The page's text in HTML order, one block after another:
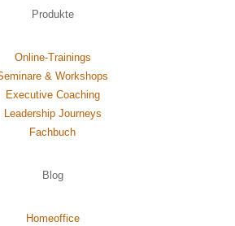
Produkte
Online-Trainings
& Workshops
Executive Coaching
Leadership Journeys
Fachbuch
Blog
Homeoffice